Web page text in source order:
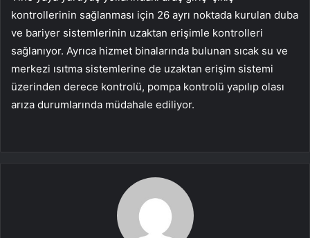
kontrollerinin sağlanması için 26 ayrı noktada kurulan duba
ve bariyer sistemlerinin uzaktan erişimle kontrolleri
sağlanıyor. Ayrıca hizmet binalarında bulunan sıcak su ve
merkezi ısıtma sistemlerine de uzaktan erişim sistemi
üzerinden derece kontrolü, pompa kontrolü yapılıp olası
arıza durumlarında müdahale ediliyor.